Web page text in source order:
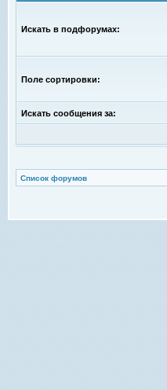
Искать в подфорумах:
Поле сортировки:
Искать сообщения за:
Список форумов